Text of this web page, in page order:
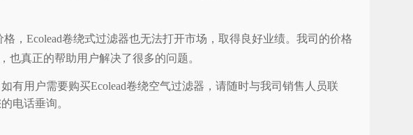
，Ecolead卷绕式过滤器也无法打开市场，取得良好业绩。我司的价格
真正的帮助用户解决了很多的问题。
有用户需要购买Ecolead卷绕空气过滤器，请随时与我司销售人员联
电话垂询。